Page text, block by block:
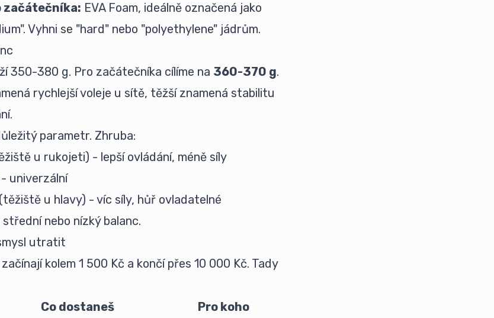
začátečníka: EVA Foam, ideálně označená jako
Vyhni se "hard" nebo "polyethylene" jádrům.
350-380 g. Pro začátečníka cílíme na 360-370 g.
rychlejší voleje u sítě, těžší znamená stabilitu
parametr. Zhruba:
u rukojeti) - lepší ovládání, méně síly
- univerzální
(těžiště u hlavy) - víc síly, hůř ovladatelné
nebo nízký balanc.
utratit
kolem 1 500 Kč a končí přes 10 000 Kč. Tady
Co dostaneš
Pro koho